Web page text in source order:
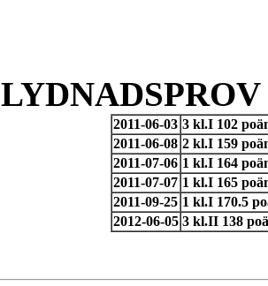
2011-06-03 3 kl.I 102
2011-06-08 2 kl.I 159
2011-07-06 1 kl.I 164
2011-07-07 1 kl.I 165
2011-09-25 1 kl.I 170.5
2012-06-05 3 kl.II 138